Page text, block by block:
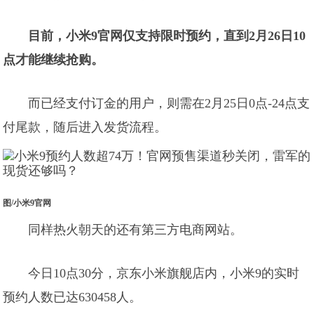
目前，小米9官网仅支持限时预约，直到2月26日10
点才能继续抢购。
而已经支付订金的用户，则需在2月25日0点-24点支
付尾款，随后进入发货流程。
图/小米9官网
同样热火朝天的还有第三方电商网站。
今日10点30分，京东小米旗舰店内，小米9的实时
预约人数已达630458人。